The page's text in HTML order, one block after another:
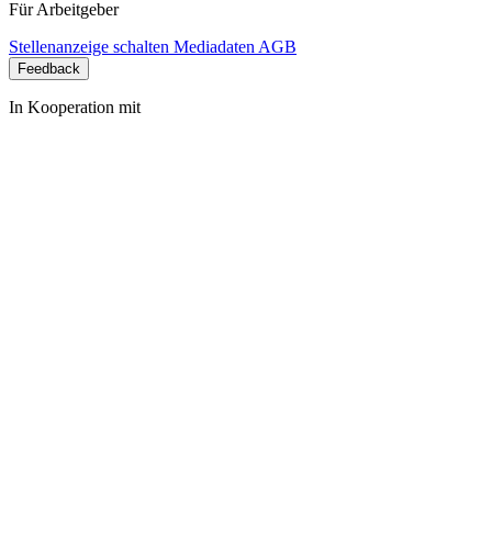
Für Arbeitgeber
Stellenanzeige schalten Mediadaten AGB
Feedback
In Kooperation mit